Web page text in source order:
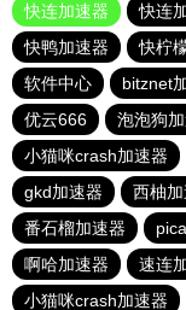
快连加速器
快连
快鸭加速器
快柠
软件中心
bitznet
优云666
泡泡狗
小猫咪crash加速器
gkd加速器
西柚
番石榴加速器
啊哈加速器
速连
小猫咪crash加速器